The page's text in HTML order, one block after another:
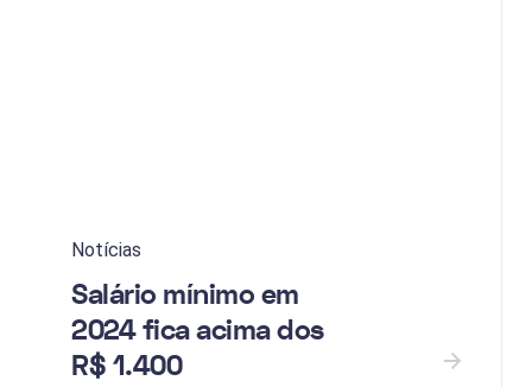
Notícias
Salário mínimo em
2024 fica acima dos
R$ 1.400